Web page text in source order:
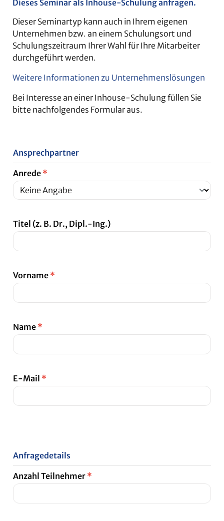
Dieses Seminar als Inhouse-Schulung anfragen.
Dieser Seminartyp kann auch in Ihrem eigenen
Unternehmen bzw. an einem Schulungsort und
Schulungszeitraum Ihrer Wahl für Ihre Mitarbeiter
durchgeführt werden.
Weitere Informationen zu Unternehmenslösungen
Bei Interesse an einer Inhouse-Schulung füllen Sie
bitte nachfolgendes Formular aus.
Ansprechpartner
Anrede *
Titel (z. B. Dr., Dipl.-Ing.)
Vorname *
Name *
E-Mail *
Anfragedetails
Anzahl Teilnehmer *